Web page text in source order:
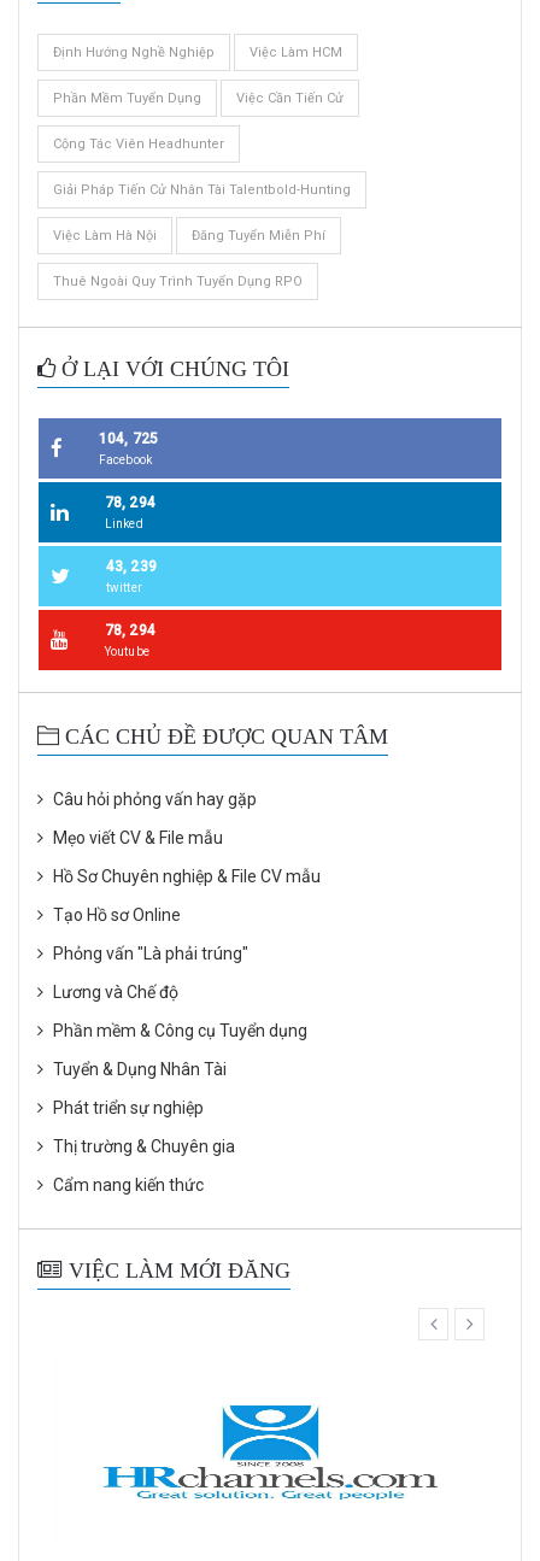
Định Hướng Nghề Nghiệp Việc Làm HCM
Phần Mềm Tuyển Dụng Việc Cần Tiến Cử
Cộng Tác Viên Headhunter
Giải Pháp Tiến Cử Nhân Tài Talentbold-Hunting
Việc Làm Hà Nội Đăng Tuyển Miễn Phí
Thuê Ngoài Quy Trình Tuyển Dụng RPO
Ở LẠI VỚI CHÚNG TÔI
104, 725
Facebook
78, 294
Linked
43, 239
twitter
78, 294
Youtube
CÁC CHỦ ĐỀ ĐƯỢC QUAN TÂM
Câu hỏi phỏng vấn hay gặp
Mẹo viết CV & File mẫu
Hồ Sơ Chuyên nghiệp & File CV mẫu
Tạo Hồ sơ Online
Phỏng vấn "Là phải trúng"
Lương và Chế độ
Phần mềm & Công cụ Tuyển dụng
Tuyển & Dụng Nhân Tài
Phát triển sự nghiệp
Thị trường & Chuyên gia
Cẩm nang kiến thức
VIỆC LÀM MỚI ĐĂNG
prev